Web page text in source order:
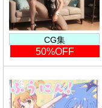
CG集
50%OFF